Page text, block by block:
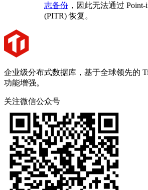
志备份 ，因此无法通过 Point-
(PITR) 恢复。
企业级分布式数据库，基于全球领先的
功能增强。
关注微信公众号